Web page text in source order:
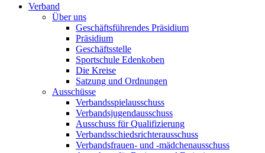
Verband
Über uns
Geschäftsführendes Präsidium
Präsidium
Geschäftsstelle
Sportschule Edenkoben
Die Kreise
Satzung und Ordnungen
Ausschüsse
Verbandsspiel­ausschuss
Verbandsjugend­ausschuss
Ausschuss für Qualifizierung
Verbandsschieds­richterausschuss
Verbandsfrauen- und -mädchenausschuss